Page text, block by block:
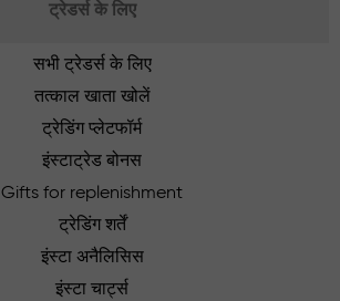
ट्रेडर्स के लिए
सभी ट्रेडर्स के लिए
तत्काल खाता खोलें
ट्रेडिंग प्लेटफॉर्म
इंस्टाट्रेड बोनस
Gifts for replenishment
ट्रेडिंग शर्तें
इंस्टा अनैलिसिस
इंस्टा चार्ट्स